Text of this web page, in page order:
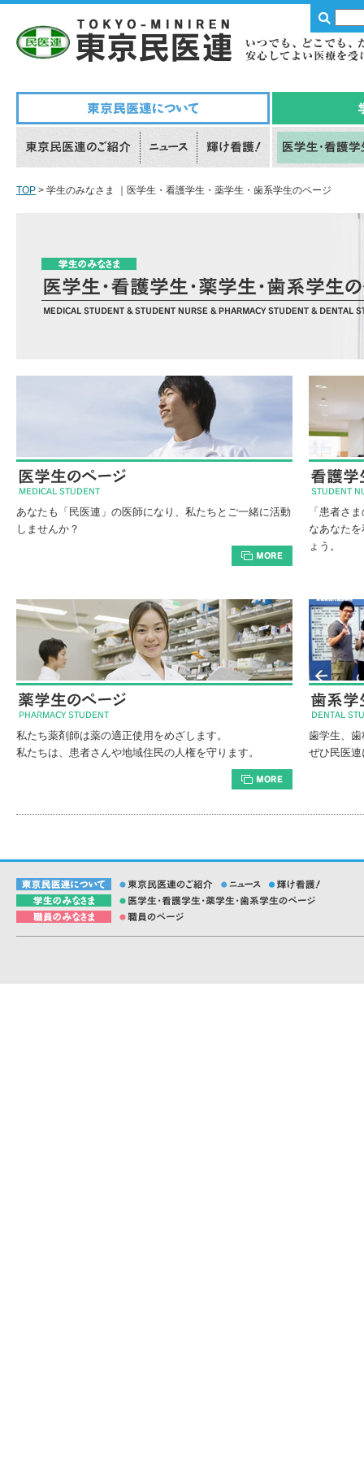
TOP > 学生のみなさま ｜医学生・看護学生・薬学生・歯系学生のページ
あなたも「民医連」の医師になり、私たちとご一緒に活動
しませんか？
「患者さ
なあなた
ょう。
私たち薬剤師は薬の適正使用をめざします。
私たちは、患者さんや地域住民の人権を守ります。
歯学生、
ぜひ民医